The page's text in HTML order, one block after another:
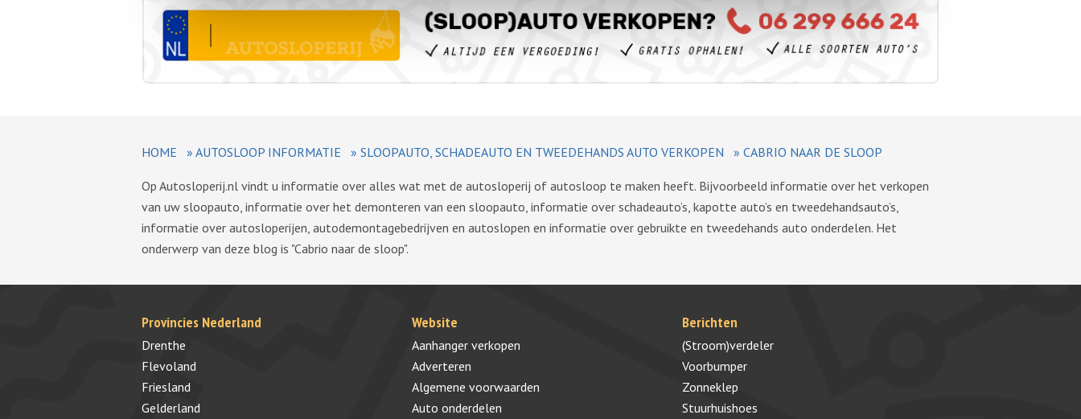
HOME » AUTOSLOOP INFORMATIE » SLOOPAUTO, SCHADEAUTO EN TWEEDEHANDS AUTO VERKOPEN » CABRIO NAAR DE SLOOP
Op Autosloperij.nl vindt u informatie over alles wat met de autosloperij of autosloop te maken heeft. Bijvoorbeeld informatie over het verkopen
van uw sloopauto, informatie over het demonteren van een sloopauto, informatie over schadeauto’s, kapotte auto’s en tweedehandsauto’s,
informatie over autosloperijen, autodemontagebedrijven en autoslopen en informatie over gebruikte en tweedehands auto onderdelen. Het
onderwerp van deze blog is "Cabrio naar de sloop".
Provincies Nederland
Drenthe
Flevoland
Friesland
Gelderland
Website
Aanhanger verkopen
Adverteren
Algemene voorwaarden
Auto onderdelen
Berichten
(Stroom)verdeler
Voorbumper
Zonneklep
Stuurhuishoes